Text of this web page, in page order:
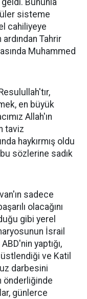
sisteme
cahiliyeye
Tahrir
Muhammed
en büyük
Allah'ın
taviz
haykırmış oldu
sözlerine sadık
sadece
olacağını
gibi yerel
İsrail
yaptığı,
ve Katil
darbesini
önderliğinde
günlerce